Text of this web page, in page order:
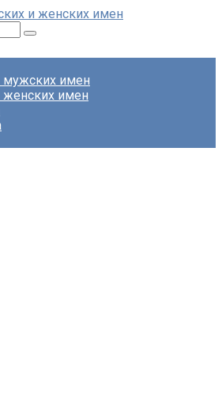
и женских имен
мужских имен
имен